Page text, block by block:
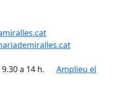
a 14 h.
Amplieu el